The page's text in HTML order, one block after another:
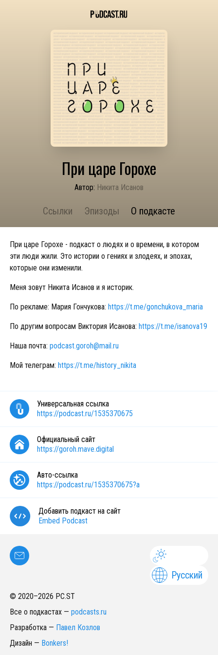
При царе Горохе
Автор: Никита Исанов
Ссылки Эпизоды О подкасте
При царе Горохе - подкаст о людях и о времени, в котором
эти люди жили. Это истории о гениях и злодеях, и эпохах,
которые они изменили.
Меня зовут Никита Исанов и я историк.
По рекламе: Мария Гончукова: https://t.me/gonchukova_maria
По другим вопросам Виктория Исанова: https://t.me/isanova19
Наша почта: podcast.goroh@mail.ru
Мой телеграм: https://t.me/history_nikita
Универсальная ссылка
https://podcast.ru/1535370675
Официальный сайт
https://goroh.mave.digital
Авто-ссылка
https://podcast.ru/1535370675?a
Добавить подкаст на сайт
Embed Podcast
Русский
© 2020–2026 PC.ST
Все о подкастах — podcasts.ru
Разработка — Павел Козлов
Дизайн — Bonkers!